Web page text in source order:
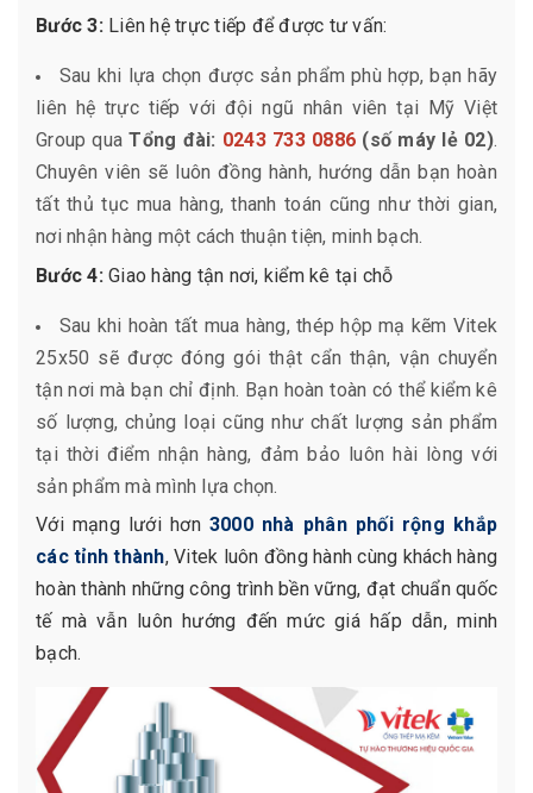
Bước 3:Liên hệ trực tiếp để được tư vấn:
Sau khi lựa chọn được sản phẩm phù hợp, bạn hãy
liên hệ trực tiếp với đội ngũ nhân viên tại Mỹ Việt
Group quaTổng đài: 0243 733 0886 (số máy lẻ 02).
Chuyên viên sẽ luôn đồng hành, hướng dẫn bạn hoàn
tất thủ tục mua hàng, thanh toán cũng như thời gian,
nơi nhận hàng một cách thuận tiện, minh bạch.
Bước 4: Giao hàng tận nơi, kiểm kê tại chỗ
Sau khi hoàn tất mua hàng, thép hộp mạ kẽm Vitek
25x50 sẽ được đóng gói thật cẩn thận, vận chuyển
tận nơi mà bạn chỉ định. Bạn hoàn toàn có thể kiểm kê
số lượng, chủng loại cũng như chất lượng sản phẩm
tại thời điểm nhận hàng, đảm bảo luôn hài lòng với
sản phẩm mà mình lựa chọn.
Với mạng lưới hơn 3000 nhà phân phối rộng khắp
các tỉnh thành, Vitek luôn đồng hành cùng khách hàng
hoàn thành những công trình bền vững, đạt chuẩn quốc
tế mà vẫn luôn hướng đến mức giá hấp dẫn, minh
bạch.